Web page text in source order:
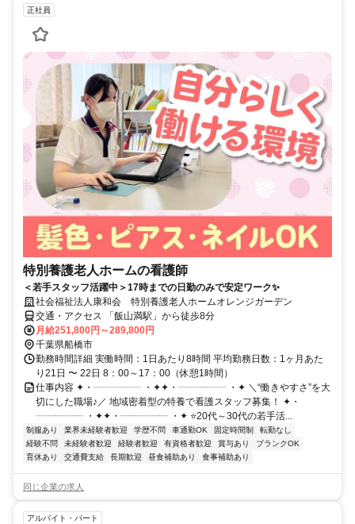
正社員
特別養護老人ホームの看護師
＜若手スタッフ活躍中＞17時までの日勤のみで安定ワーク✨
社会福祉法人康和会 特別養護老人ホームオレンジガーデン
交通・アクセス 「飯山満駅」から徒歩8分
月給251,800円～289,800円
千葉県船橋市
勤務時間詳細 実働時間：1日あたり8時間 平均勤務日数：1ヶ月あた
り21日 〜 22日 8：00～17：00（休憩1時間）
仕事内容 ✦・┈┈┈┈┈ ・✦✦・┈┈┈┈┈ ・✦ ＼“働きやすさ”を大
切にした職場♪／ 地域密着型の特養で看護スタッフ募集！ ✦・
┈┈┈┈┈ ・✦✦・┈┈┈┈┈ ・✦ ⭐20代～30代の若手活...
制服あり 業界未経験者歓迎 学歴不問 車通勤OK 固定時間制
転勤なし
経験不問
未経験者歓迎 経験者歓迎 有資格者歓迎 賞与あり
ブランクOK
育休あり
交通費支給 長期歓迎 昼食補助あり 食事補助あり
同じ企業の求人
アルバイト・パート